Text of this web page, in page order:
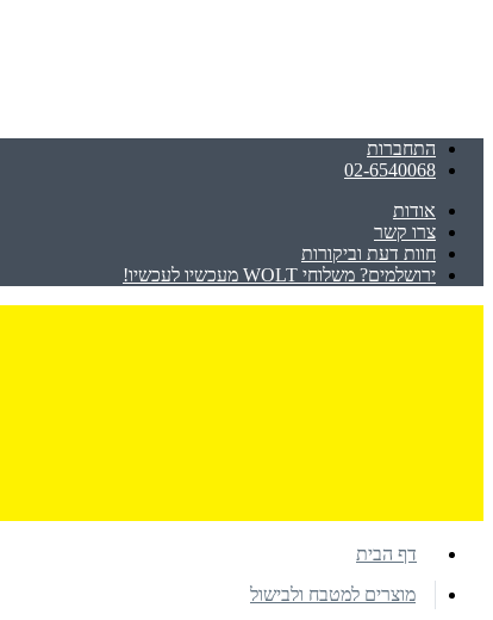
התחברות
02-6540068
אודות
צרו קשר
חוות דעת וביקורות
ירושלמים? משלוחי WOLT מעכשיו לעכשיו!
דף הבית
מוצרים למטבח ולבישול